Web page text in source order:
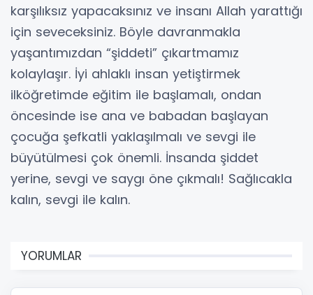
karşılıksız yapacaksınız ve insanı Allah yarattığı
için seveceksiniz. Böyle davranmakla
yaşantımızdan “şiddeti” çıkartmamız
kolaylaşır. İyi ahlaklı insan yetiştirmek
ilköğretimde eğitim ile başlamalı, ondan
öncesinde ise ana ve babadan başlayan
çocuğa şefkatli yaklaşılmalı ve sevgi ile
büyütülmesi çok önemli. İnsanda şiddet
yerine, sevgi ve saygı öne çıkmalı! Sağlıcakla
kalın, sevgi ile kalın.
YORUMLAR